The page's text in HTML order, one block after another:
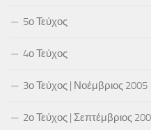
5ο Τεύχος
4ο Τεύχος
3ο Τεύχος | Νοέμβριος 2005
2ο Τεύχος | Σεπτέμβριος